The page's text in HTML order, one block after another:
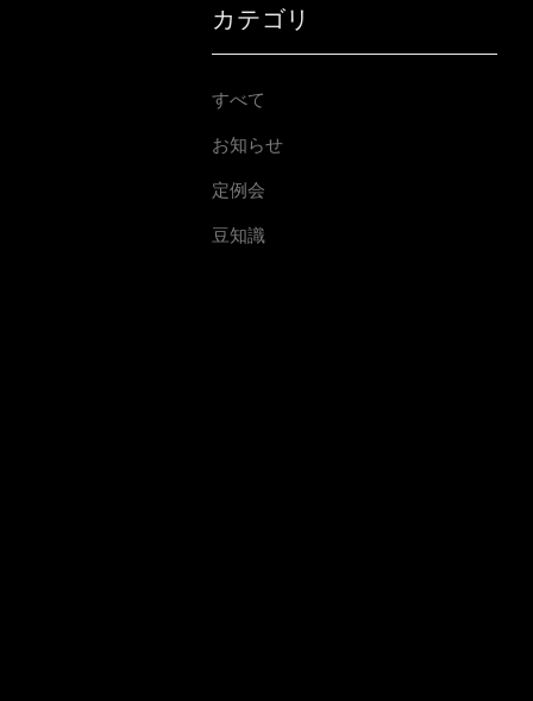
カテゴリ
すべて
お知らせ
定例会
豆知識